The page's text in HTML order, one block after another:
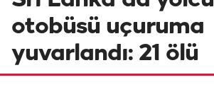
otobüsü uçuruma
yuvarlandı: 21 ölü